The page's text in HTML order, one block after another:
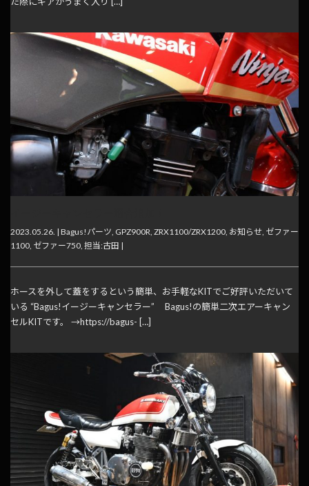
2023.05.26. | Bagus!パーツ, GPZ900R, ZRX1100/ZRX1200, お知らせ, ゼファー
1100, ゼファー750, 担当:古田 |
ホースを外して蓋をするという簡単、お手軽なKITでご好評いただいて
いる “Bagus!イージーキャンセラー” Bagus!の簡単二次エアーキャン
セルKITです。 →https://bagus- […]